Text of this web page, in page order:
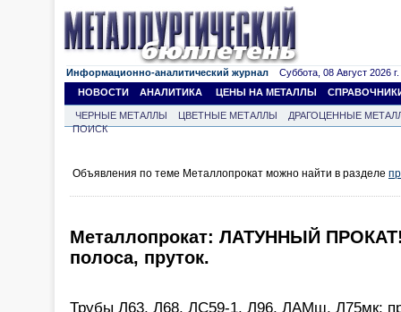
Информационно-аналитический журнал Суббота, 08 Август 2026 г.
НОВОСТИ
АНАЛИТИКА ЦЕНЫ НА МЕТАЛЛЫ
ЧЕРНЫЕ МЕТАЛЛЫ ЦВЕТНЫЕ МЕТАЛЛЫ
ДРАГОЦЕННЫЕ
ПОИСК
Объявления по теме Металлопрокат можно найти в разделе
Металлопрокат: ЛАТУННЫЙ
полоса, пруток.
Трубы Л63, Л68, ЛС59-1, Л96, ЛАМш, Л75мк;